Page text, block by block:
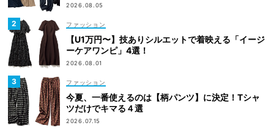
2026.08.05
ファッション
【U1万円〜】技ありシルエットで着映える「イージ
ーケアワンピ」4選！
2026.08.01
ファッション
今夏、一番使えるのは【柄パンツ】に決定！Tシャ
ツだけでキマる４選
2026.07.15